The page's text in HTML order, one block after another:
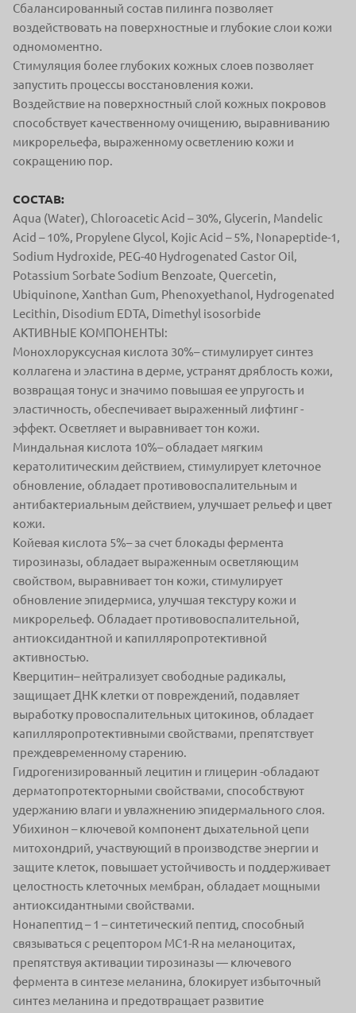
Сбалансированный состав пилинга позволяет
воздействовать на поверхностные и глубокие слои кожи
одномоментно.
Стимуляция более глубоких кожных слоев позволяет
запустить процессы восстановления кожи.
Воздействие на поверхностный слой кожных покровов
способствует качественному очищению, выравниванию
микрорельефа, выраженному осветлению кожи и
сокращению пор.
СОСТАВ:
Aqua (Water), Chloroacetic Acid – 30%, Glycerin, Mandelic
Acid – 10%, Propylene Glycol, Kojic Acid – 5%, Nonapeptide-1,
Sodium Hydroxide, PEG-40 Hydrogenated Castor Oil,
Potassium Sorbate Sodium Benzoate, Quercetin,
Ubiquinone, Xanthan Gum, Phenoxyethanol, Hydrogenated
Lecithin, Disodium EDTA, Dimethyl isosorbide
АКТИВНЫЕ КОМПОНЕНТЫ:
Монохлоруксусная кислота 30%– стимулирует синтез
коллагена и эластина в дерме, устранят дряблость кожи,
возвращая тонус и значимо повышая ее упругость и
эластичность, обеспечивает выраженный лифтинг -
эффект. Осветляет и выравнивает тон кожи.
Миндальная кислота 10%– обладает мягким
кератолитическим действием, стимулирует клеточное
обновление, обладает противовоспалительным и
антибактериальным действием, улучшает рельеф и цвет
кожи.
Койевая кислота 5%– за счет блокады фермента
тирозиназы, обладает выраженным осветляющим
свойством, выравнивает тон кожи, стимулирует
обновление эпидермиса, улучшая текстуру кожи и
микрорельеф. Обладает противовоспалительной,
антиоксидантной и капилляропротективной
активностью.
Кверцитин– нейтрализует свободные радикалы,
защищает ДНК клетки от повреждений, подавляет
выработку провоспалительных цитокинов, обладает
капилляропротективными свойствами, препятствует
преждевременному старению.
Гидрогенизированный лецитин и глицерин -обладают
дерматопротекторными свойствами, способствуют
удержанию влаги и увлажнению эпидермального слоя.
Убихинон – ключевой компонент дыхательной цепи
митохондрий, участвующий в производстве энергии и
защите клеток, повышает устойчивость и поддерживает
целостность клеточных мембран, обладает мощными
антиоксидантными свойствами.
Нонапептид – 1 – синтетический пептид, способный
связываться с рецептором MC1-R на меланоцитах,
препятствуя активации тирозиназы — ключевого
фермента в синтезе меланина, блокирует избыточный
синтез меланина и предотвращает развитие